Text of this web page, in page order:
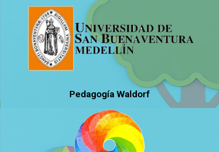
Pedagogía Waldorf